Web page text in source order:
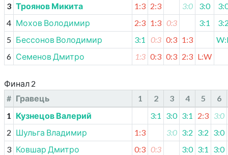
3 Троянов Микита 1:3 2:3 3:0 3:0
4 Мохов Володимир 2:3 1:3 0:3 3:1
5 Бессонов Володимир 3:1 0:3 0:3 1:3
6 Семенов Дмитро 1:3 0:3 0:3 2:3 L:W
Финал 2
# Гравець 1 2 3 4 5
6
1 Кузнецов Валерий 3:1 3:0 3:1 2:3 3:0
2 Шульга Владимир 1:3 3:0 3:2 3:2 3:0
3 Ковшар Дмитро 0:3 0:3 3:0 3:1
3:0